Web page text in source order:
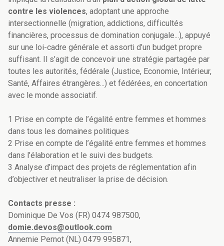
contre les violences, adoptant une approche
intersectionnelle (migration, addictions, difficultés
financières, processus de domination conjugale...), appuyé
sur une loi-cadre générale et assorti d’un budget propre
suffisant. Il s’agit de concevoir une stratégie partagée par
toutes les autorités, fédérale (Justice, Economie, Intérieur,
Santé, Affaires étrangères...) et fédérées, en concertation
avec le monde associatif.
1 Prise en compte de l’égalité entre femmes et hommes
dans tous les domaines politiques
2 Prise en compte de l’égalité entre femmes et hommes
dans l’élaboration et le suivi des budgets.
3 Analyse d’impact des projets de réglementation afin
d’objectiver et neutraliser la prise de décision.
Contacts presse :
Dominique De Vos (FR) 0474 987500,
domie.devos@outlook.com
Annemie Pernot (NL) 0479 995871,